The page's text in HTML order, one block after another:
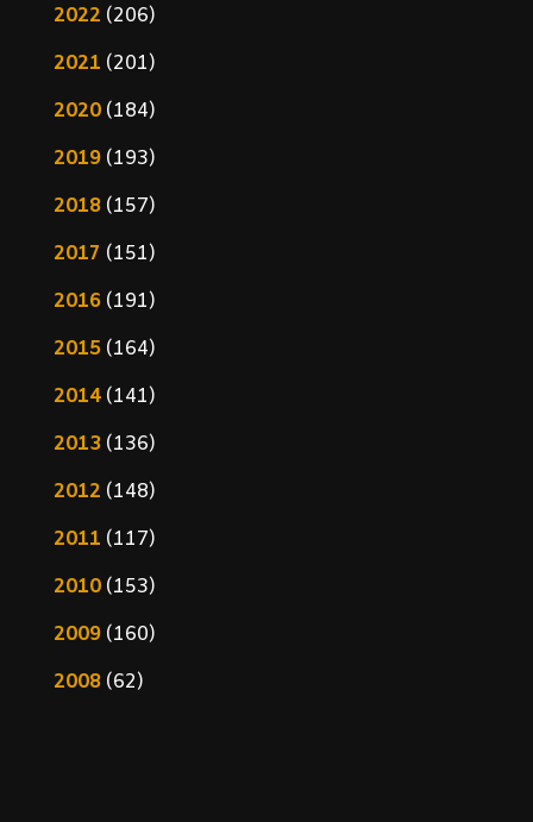
2022 (206)
2021 (201)
2020(184)
2019(193)
2018(157)
2017 (151)
2016(191)
2015(164)
2014(141)
2013(136)
2012 (148)
2011 (117)
2010(153)
2009(160)
2008(62)